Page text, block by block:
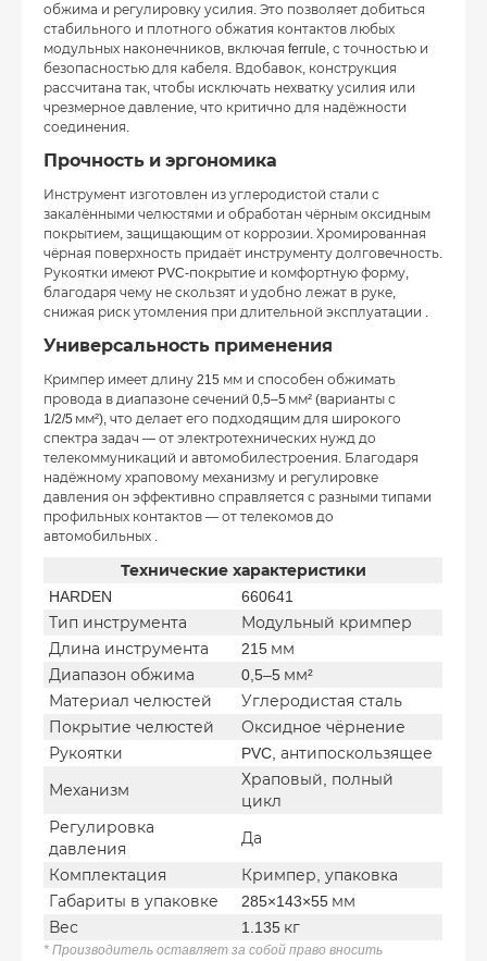
обжима и регулировку усилия. Это позволяет добиться
стабильного и плотного обжатия контактов любых
модульных наконечников, включая ferrule, с точностью и
безопасностью для кабеля. Вдобавок, конструкция
рассчитана так, чтобы исключать нехватку усилия или
чрезмерное давление, что критично для надёжности
соединения.
Прочность и эргономика
Инструмент изготовлен из углеродистой стали с
закалёнными челюстями и обработан чёрным оксидным
покрытием, защищающим от коррозии. Хромированная
чёрная поверхность придаёт инструменту долговечность.
Рукоятки имеют PVC-покрытие и комфортную форму,
благодаря чему не скользят и удобно лежат в руке,
снижая риск утомления при длительной эксплуатации .
Универсальность применения
Кримпер имеет длину 215 мм и способен обжимать
провода в диапазоне сечений 0,5–5 мм² (варианты с
1/2/5 мм²), что делает его подходящим для широкого
спектра задач — от электротехнических нужд до
телекоммуникаций и автомобилестроения. Благодаря
надёжному храповому механизму и регулировке
давления он эффективно справляется с разными типами
профильных контактов — от телекомов до
автомобильных .
Технические характеристики
HARDEN
660641
Тип инструмента
Модульный кримпер
Длина инструмента
215 мм
Диапазон обжима
0,5–5 мм²
Материал челюстей
Углеродистая сталь
Покрытие челюстей
Оксидное чёрнение
Рукоятки
PVC, антипоскользящее
Механизм
Храповый, полный
цикл
Регулировка
давления
Да
Комплектация
Кримпер, упаковка
Габариты в упаковке
285×143×55 мм
Вес
1.135 кг
* Производитель оставляет за собой право вносить